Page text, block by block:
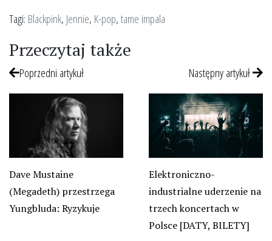
Tagi: Blackpink, Jennie, K-pop,tame impala
Przeczytaj także
Poprzedni artykuł
Dave Mustaine
(Megadeth) przestrzega
Yungbluda: Ryzykuje
Następny artykuł
Elektroniczno-
industrialne uderzenie na
trzech koncertach w
Polsce [DATY, BILETY]